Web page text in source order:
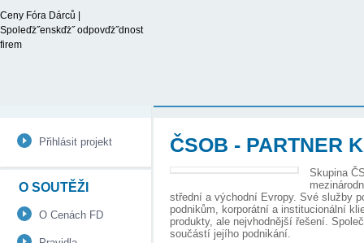
Ceny Fóra Dárců |
Spoleďż˝enskďż˝ odpovďż˝dnost
firem
Přihlásit projekt
O SOUTĚŽI
O Cenách FD
ČSOB - PARTNER
Skupina
střední a východní Evropy. Své služby
podnikům, korporátní a institucionální
produkty, ale nejvhodnější řešení.
součástí jejího podnikání.